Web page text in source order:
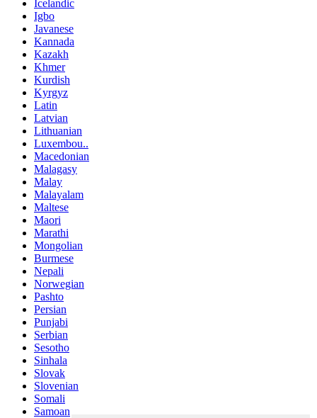
Icelandic
Igbo
Javanese
Kannada
Kazakh
Khmer
Kurdish
Kyrgyz
Latin
Latvian
Lithuanian
Luxembou..
Macedonian
Malagasy
Malay
Malayalam
Maltese
Maori
Marathi
Mongolian
Burmese
Nepali
Norwegian
Pashto
Persian
Punjabi
Serbian
Sesotho
Sinhala
Slovak
Slovenian
Somali
Samoan